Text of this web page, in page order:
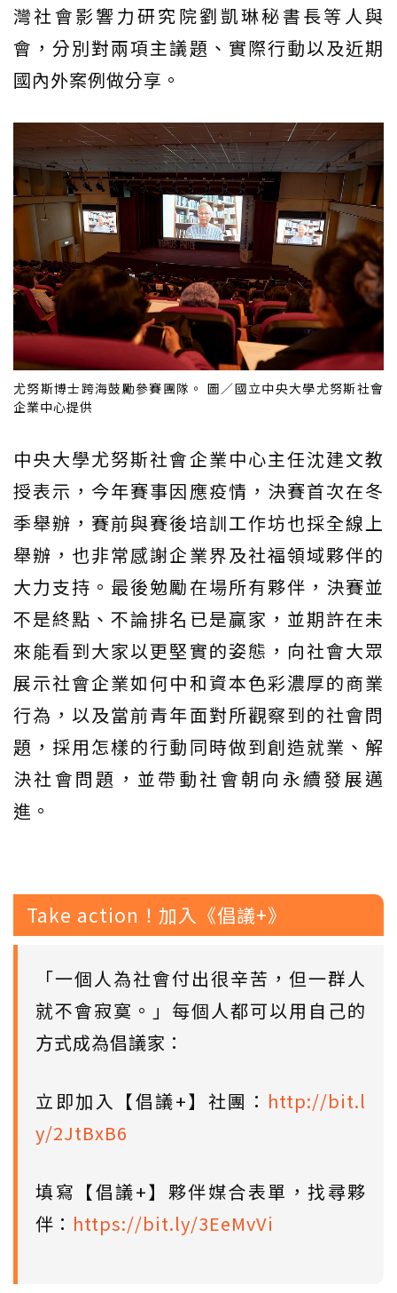
灣社會影響力研究院劉凱琳秘書長等人與
會，分別對兩項主議題、實際行動以及近期
國內外案例做分享。
尤努斯博士跨海鼓勵參賽團隊。 圖／國立中央大學尤努斯社會
企業中心提供
中央大學尤努斯社會企業中心主任沈建文教
授表示，今年賽事因應疫情，決賽首次在冬
季舉辦，賽前與賽後培訓工作坊也採全線上
舉辦，也非常感謝企業界及社福領域夥伴的
大力支持。最後勉勵在場所有夥伴，決賽並
不是終點、不論排名已是贏家，並期許在未
來能看到大家以更堅實的姿態，向社會大眾
展示社會企業如何中和資本色彩濃厚的商業
行為，以及當前青年面對所觀察到的社會問
題，採用怎樣的行動同時做到創造就業、解
決社會問題，並帶動社會朝向永續發展邁
進。
Take action！加入《倡議+》
「一個人為社會付出很辛苦，但一群人
就不會寂寞。」每個人都可以用自己的
方式成為倡議家：
立即加入【倡議+】社團： http://bit.l
y/2JtBxB6
填寫【倡議+】夥伴媒合表單，找尋夥
伴： https://bit.ly/3EeMvVi